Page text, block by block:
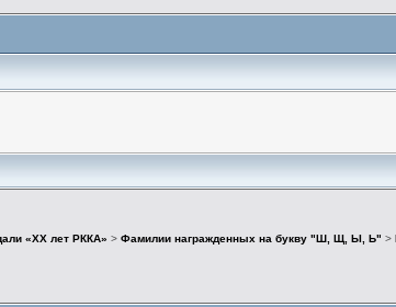
«ХХ лет РККА» >Фамилии награжденных на букву "Ш, Щ, Ы, Ь" >